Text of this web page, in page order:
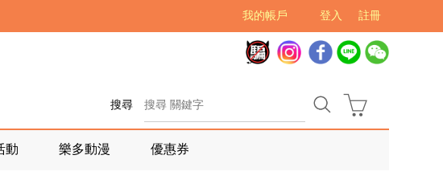
註冊
登入
我的帳戶
搜尋
動 樂多動漫 優惠券